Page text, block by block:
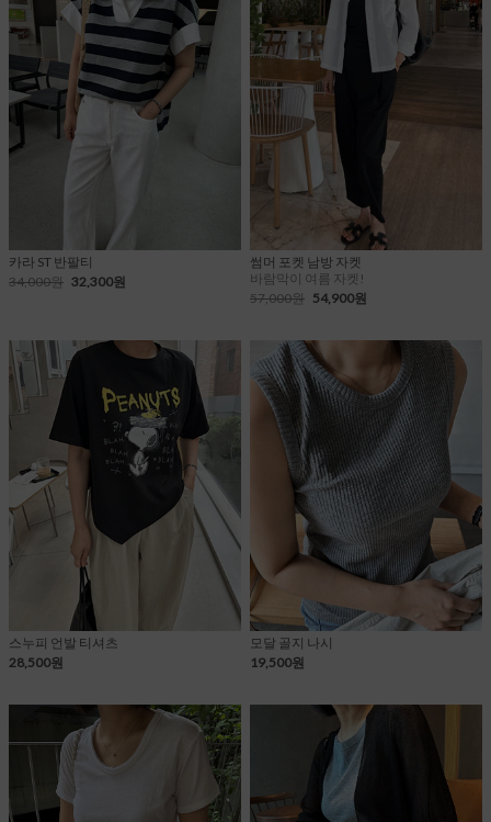
카라 ST 반팔티
34,000원 32,300원
썸머 포켓 남방 자켓
바람막이 여름 자켓!
57,000원 54,900원
스누피 언발 티셔츠
28,500원
모달 골지 나시
19,500원